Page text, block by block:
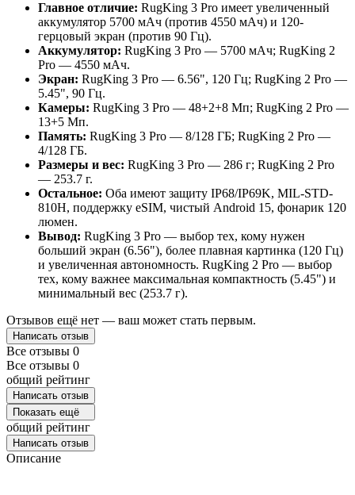
Главное отличие: RugKing 3 Pro имеет увеличенный
аккумулятор 5700 мАч (против 4550 мАч) и 120-
герцовый экран (против 90 Гц).
Аккумулятор: RugKing 3 Pro — 5700 мАч; RugKing 2
Pro — 4550 мАч.
Экран: RugKing 3 Pro — 6.56", 120 Гц; RugKing 2 Pro —
5.45", 90 Гц.
Камеры: RugKing 3 Pro — 48+2+8 Мп; RugKing 2 Pro —
13+5 Мп.
Память: RugKing 3 Pro — 8/128 ГБ; RugKing 2 Pro —
4/128 ГБ.
Размеры и вес: RugKing 3 Pro — 286 г; RugKing 2 Pro
— 253.7 г.
Остальное: Оба имеют защиту IP68/IP69K, MIL-STD-
810H, поддержку eSIM, чистый Android 15, фонарик 120
люмен.
Вывод: RugKing 3 Pro — выбор тех, кому нужен
больший экран (6.56"), более плавная картинка (120 Гц)
и увеличенная автономность. RugKing 2 Pro — выбор
тех, кому важнее максимальная компактность (5.45") и
минимальный вес (253.7 г).
Отзывов ещё нет — ваш может стать первым.
Написать отзыв
Все отзывы 0
Все отзывы 0
общий рейтинг
Написать отзыв
Показать ещё
общий рейтинг
Написать отзыв
Описание